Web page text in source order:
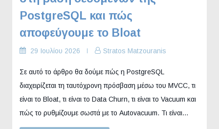
PostgreSQL και πώς
αποφεύγουμε το Bloat
29 Ιουλίου 2026 Stratos Matzouranis
Σε αυτό το άρθρο θα δούμε πώς η PostgreSQL
διαχειρίζεται τη ταυτόχρονη πρόσβαση μέσω του MVCC, τι
είναι το Bloat, τι είναι το Data Churn, τι είναι το Vacuum και
πώς το ρυθμίζουμε σωστά με το Autovacuum. Τι είναι…